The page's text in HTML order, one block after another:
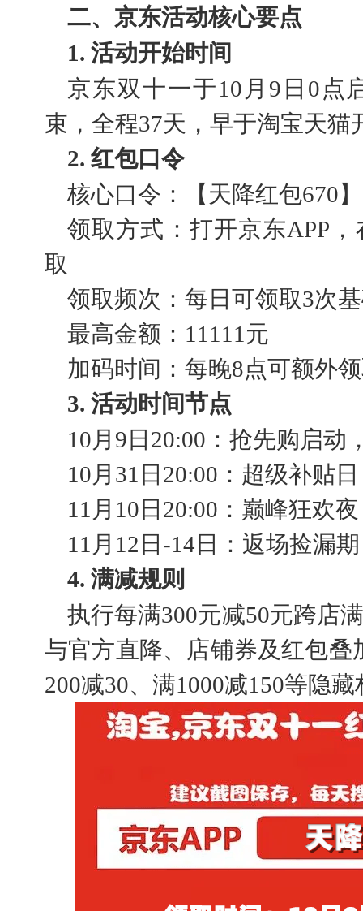
二、京东活动核心要点
1. 活动开始时间
京东双十一于10月9日0点
束，全程37天，早于淘宝天猫
2. 红包口令
核心口令：【天降红包670】
领取方式：打开京东APP
取
领取频次：每日可领取3次
最高金额：11111元
加码时间：每晚8点可额外
3. 活动时间节点
10月9日20:00：抢先购启动
10月31日20:00：超级补贴
11月10日20:00：巅峰狂欢
11月12日-14日：返场捡漏
4. 满减规则
执行每满300元减50元跨店
与官方直降、店铺券及红包叠
200减30、满1000减150等隐